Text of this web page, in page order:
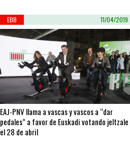
EBB 11/04/2019
EAJ-PNV llama a vascas y vascos a “dar
pedales” a favor de Euskadi votando jeltzale
el 28 de abril